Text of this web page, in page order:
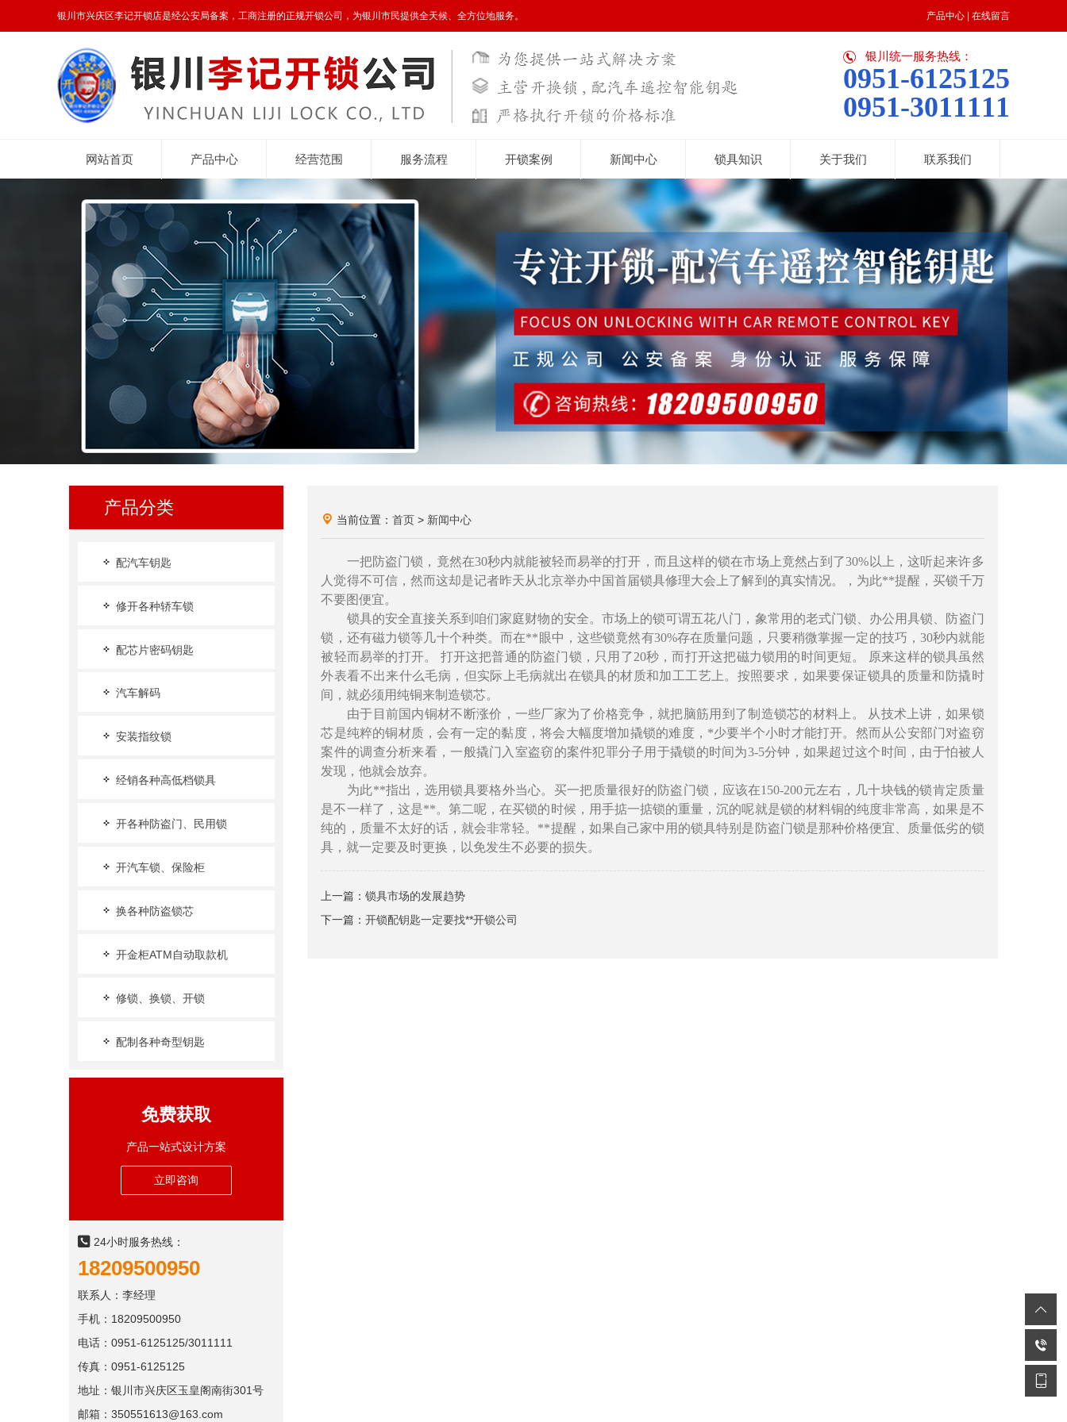
银川市兴庆区李记开锁店是经公安局备案，工商注册的正规开锁公司，为银川市民提供全天候、全方位地服务。 产品中心 在线留言
银川统一服务热线：
0951-6125125
0951-3011111
网站首页 产品中心 经营范围 服务流程 开锁案例 新闻中心 锁具知识 关于我们 联系我们
产品分类
配汽车钥匙
修开各种轿车锁
配芯片密码钥匙
汽车解码
安装指纹锁
经销各种高低档锁具
开各种防盗门、民用锁
开汽车锁、保险柜
换各种防盗锁芯
开金柜ATM自动取款机
修锁、换锁、开锁
配制各种奇型钥匙
免费获取
产品一站式设计方案
立即咨询
24小时服务热线：
18209500950
联系人：李经理
手机：18209500950
电话：0951-6125125/3011111
传真：0951-6125125
地址：银川市兴庆区玉皇阁南街301号
邮箱：350551613@163.com
当前位置：首页 > 新闻中心
一把防盗门锁，竟然在30秒内就能被轻而易举的打开，而且这样的锁在市场上竟然占到了30%以上，这听起来许多
人觉得不可信，然而这却是记者昨天从北京举办中国首届锁具修理大会上了解到的真实情况。，为此**提醒，买锁千万
不要图便宜。
锁具的安全直接关系到咱们家庭财物的安全。市场上的锁可谓五花八门，象常用的老式门锁、办公用具锁、防盗门
锁，还有磁力锁等几十个种类。而在**眼中，这些锁竟然有30%存在质量问题，只要稍微掌握一定的技巧，30秒内就能
被轻而易举的打开。 打开这把普通的防盗门锁，只用了20秒，而打开这把磁力锁用的时间更短。 原来这样的锁具虽然
外表看不出来什么毛病，但实际上毛病就出在锁具的材质和加工工艺上。按照要求，如果要保证锁具的质量和防撬时
间，就必须用纯铜来制造锁芯。
由于目前国内铜材不断涨价，一些厂家为了价格竞争，就把脑筋用到了制造锁芯的材料上。 从技术上讲，如果锁
芯是纯粹的铜材质，会有一定的黏度，将会大幅度增加撬锁的难度，*少要半个小时才能打开。然而从公安部门对盗窃
案件的调查分析来看，一般撬门入室盗窃的案件犯罪分子用于撬锁的时间为3-5分钟，如果超过这个时间，由于怕被人
发现，他就会放弃。
为此**指出，选用锁具要格外当心。买一把质量很好的防盗门锁，应该在150-200元左右，几十块钱的锁肯定质量
是不一样了，这是**。第二呢，在买锁的时候，用手掂一掂锁的重量，沉的呢就是锁的材料铜的纯度非常高，如果是不
纯的，质量不太好的话，就会非常轻。**提醒，如果自己家中用的锁具特别是防盗门锁是那种价格便宜、质量低劣的锁
具，就一定要及时更换，以免发生不必要的损失。
上一篇：锁具市场的发展趋势
下一篇：开锁配钥匙一定要找**开锁公司